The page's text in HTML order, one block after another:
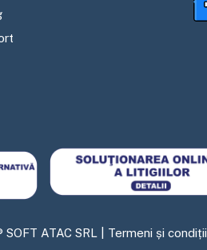
ATAC SRL | Termeni și condiții